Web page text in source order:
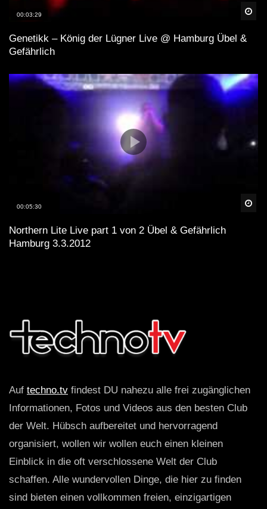
00:03:29
Genetikk – König der Lügner Live @ Hamburg Übel &
Gefährlich
00:05:30
Northern Lite Live part 1 von 2 Übel & Gefährlich
Hamburg 3.3.2012
Auf techno.tv findest DU nahezu alle frei zugänglichen
Informationen, Fotos und Videos aus den besten Club
der Welt. Hübsch aufbereitet und hervorragend
organisiert, wollen wir wollen euch einen kleinen
Einblick in die oft verschlossene Welt der Club
schaffen. Alle wundervollen Dinge, die hier zu finden
sind bieten einen vollkommen freien, einzigartigen